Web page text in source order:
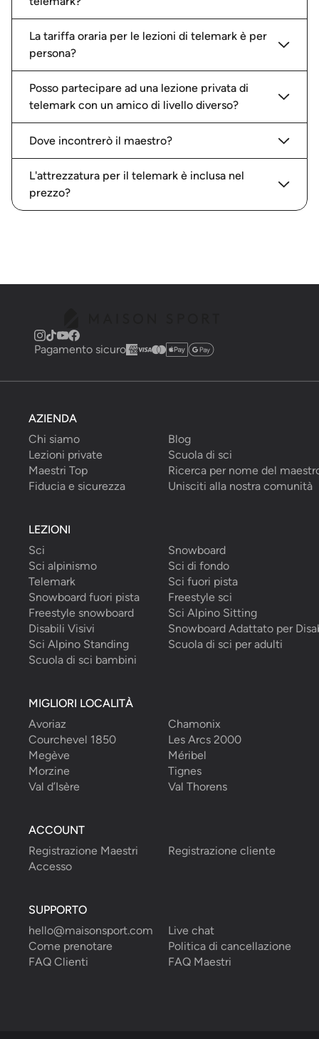
La tariffa oraria per le lezioni di telemark è per
persona?
Posso partecipare ad una lezione privata di
telemark con un amico di livello diverso?
Dove incontrerò il maestro?
L'attrezzatura per il telemark è inclusa nel
prezzo?
Pagamento sicuro
AZIENDA
Chi siamo
Blog
Lezioni private
Scuola di sci
Maestri Top
Ricerca per nome del
Fiducia e sicurezza
Unisciti alla nostra comunità
LEZIONI
Sci
Snowboard
Sci alpinismo
Sci di fondo
Telemark
Sci fuori pista
Snowboard fuori pista
Freestyle sci
Freestyle snowboard
Sci Alpino Sitting
Disabili Visivi
Snowboard Adattato per
Sci Alpino Standing
Scuola di sci per adulti
Scuola di sci bambini
MIGLIORI LOCALITÀ
Avoriaz
Chamonix
Courchevel 1850
Les Arcs 2000
Megève
Méribel
Morzine
Tignes
Val d’Isère
Val Thorens
ACCOUNT
Registrazione Maestri
Registrazione cliente
Accesso
SUPPORTO
hello@maisonsport.com
Live chat
Come prenotare
Politica di cancellazione
FAQ Clienti
FAQ Maestri